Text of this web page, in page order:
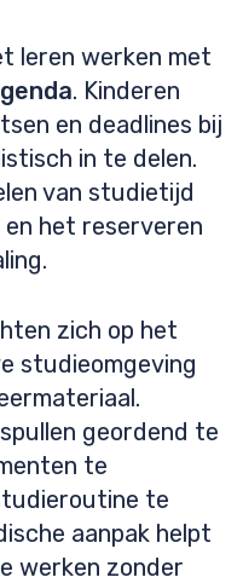
leren werken met
. Kinderen
en deadlines bij
in te delen.
van studietijd
en het reserveren
zich op het
studieomgeving
geordend te
te
te
aanpak helpt
werken zonder